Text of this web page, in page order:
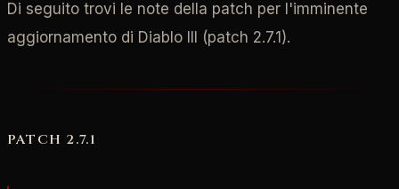
Di seguito trovi le note della patch per l'imminente
aggiornamento di Diablo III (patch 2.7.1).
PATCH 2.7.1